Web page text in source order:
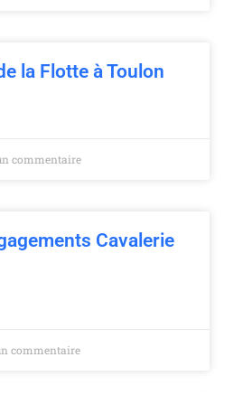
la Flotte à Toulon
commentaire
Cavalerie
commentaire